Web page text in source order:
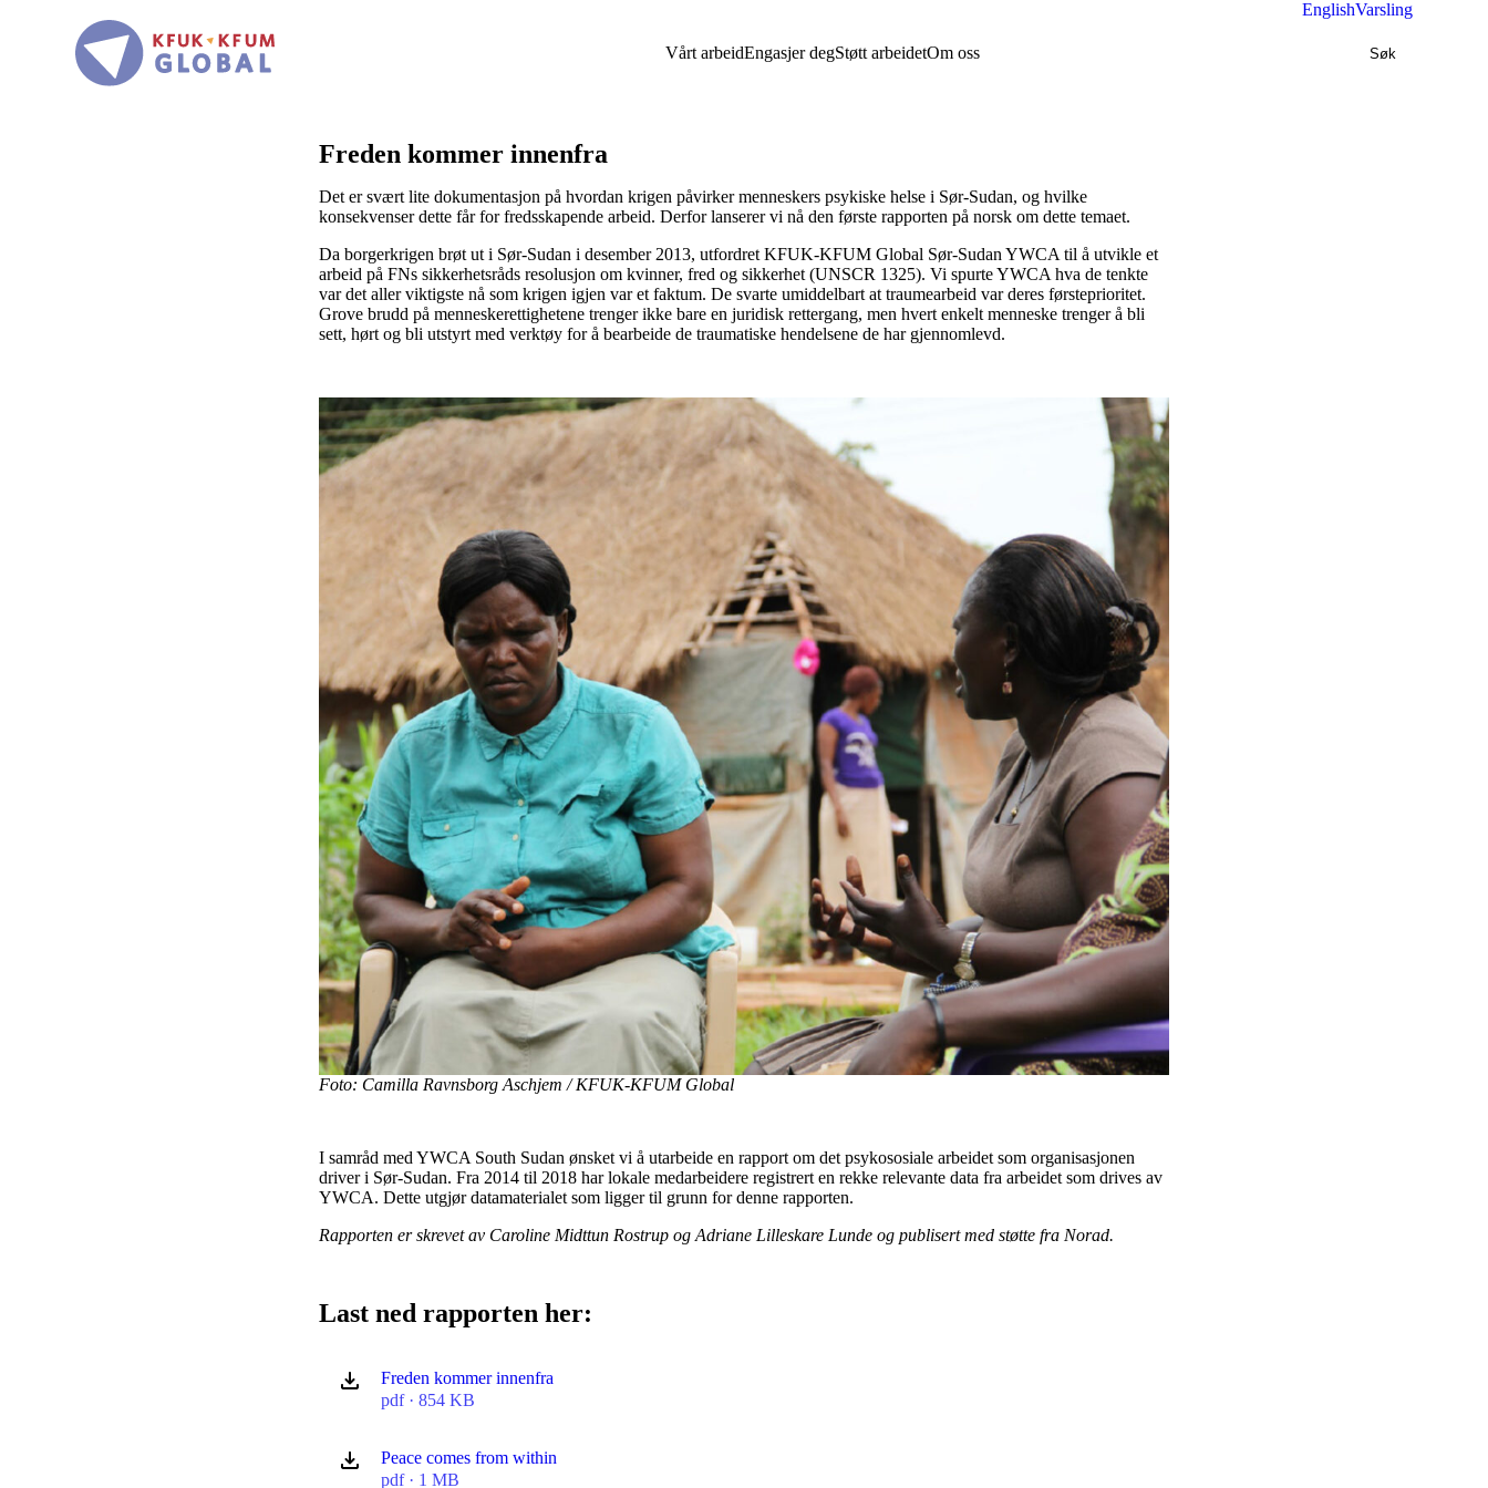
hovedinnhold
EnglishVarsling
Vårt arbeidEngasjer degStøtt arbeidetOm oss Søk
Freden kommer innenfra
Det er svært lite dokumentasjon på hvordan krigen påvirker menneskers psykiske helse i Sør-Sudan, og hvilke
konsekvenser dette får for fredsskapende arbeid. Derfor lanserer vi nå den første rapporten på norsk om dette temaet.
Da borgerkrigen brøt ut i Sør-Sudan i desember 2013, utfordret KFUK-KFUM Global Sør-Sudan YWCA til å utvikle et
arbeid på FNs sikkerhetsråds resolusjon om kvinner, fred og sikkerhet (UNSCR 1325). Vi spurte YWCA hva de tenkte
var det aller viktigste nå som krigen igjen var et faktum. De svarte umiddelbart at traumearbeid var deres førsteprioritet.
Grove brudd på menneskerettighetene trenger ikke bare en juridisk rettergang, men hvert enkelt menneske trenger å bli
sett, hørt og bli utstyrt med verktøy for å bearbeide de traumatiske hendelsene de har gjennomlevd.
Foto: Camilla Ravnsborg Aschjem / KFUK-KFUM Global
I samråd med YWCA South Sudan ønsket vi å utarbeide en rapport om det psykososiale arbeidet som organisasjonen
driver i Sør-Sudan. Fra 2014 til 2018 har lokale medarbeidere registrert en rekke relevante data fra arbeidet som drives av
YWCA. Dette utgjør datamaterialet som ligger til grunn for denne rapporten.
Rapporten er skrevet av Caroline Midttun Rostrup og Adriane Lilleskare Lunde og publisert med støtte fra Norad.
Last ned rapporten her:
Freden kommer innenfra
pdf · 854 KB
Peace comes from within
pdf · 1 MB